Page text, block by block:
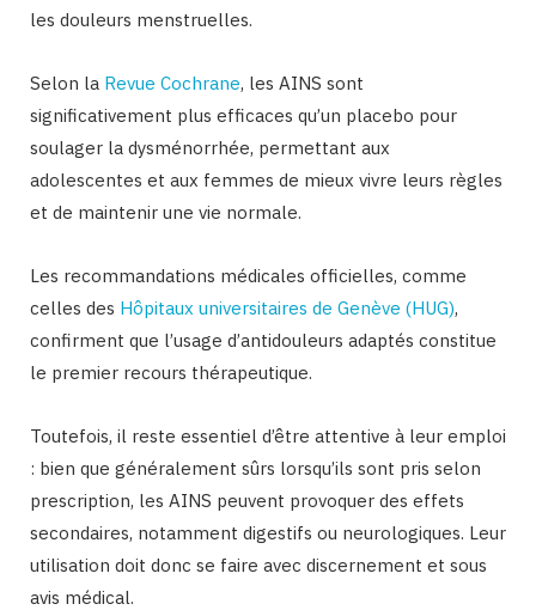
les douleurs menstruelles.
Selon la Revue Cochrane, les AINS sont
significativement plus efficaces qu’un placebo pour
soulager la dysménorrhée, permettant aux
adolescentes et aux femmes de mieux vivre leurs règles
et de maintenir une vie normale.
Les recommandations médicales officielles, comme
celles des Hôpitaux universitaires de Genève (HUG),
confirment que l’usage d’antidouleurs adaptés constitue
le premier recours thérapeutique.
Toutefois, il reste essentiel d’être attentive à leur emploi
: bien que généralement sûrs lorsqu’ils sont pris selon
prescription, les AINS peuvent provoquer des effets
secondaires, notamment digestifs ou neurologiques. Leur
utilisation doit donc se faire avec discernement et sous
avis médical.